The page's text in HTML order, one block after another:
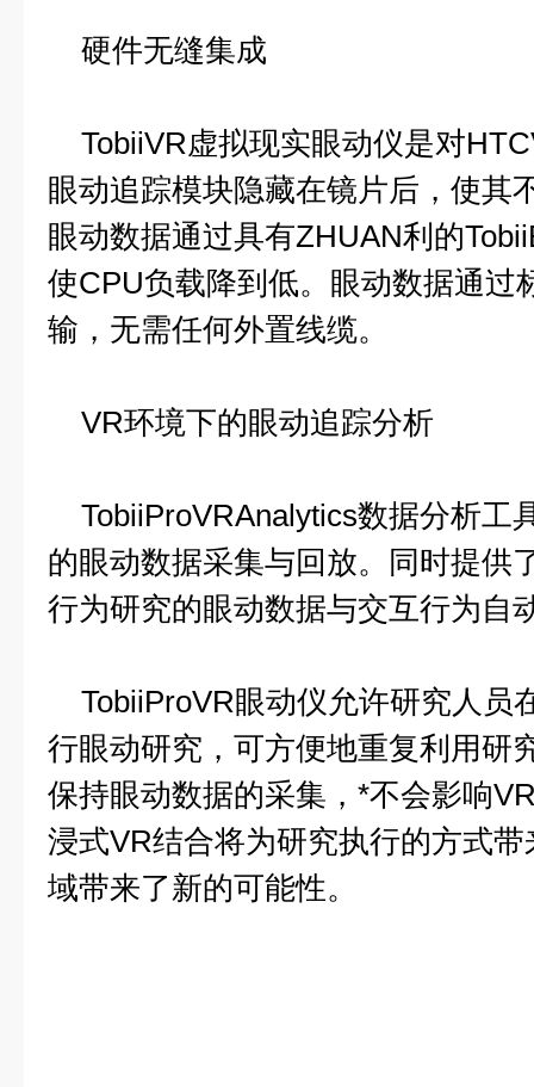
硬件无缝集成
TobiiVR虚拟现实眼动仪是对
眼动追踪模块隐藏在镜片后，使其
眼动数据通过具有ZHUAN利的
使CPU负载降到低。眼动数据通过
输，无需任何外置线缆。
VR环境下的眼动追踪分析
TobiiProVRAnalytics数据分析工
的眼动数据采集与回放。同时提供
行为研究的眼动数据与交互行为自
TobiiProVR眼动仪允许研究人员
行眼动研究，可方便地重复利用研
保持眼动数据的采集，*不会影响
浸式VR结合将为研究执行的方式
域带来了新的可能性。